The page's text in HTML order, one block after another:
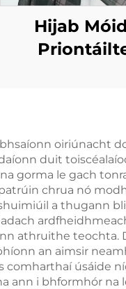
Hijab
oiriúnacht
duit
gorma le gach
chrua nó
a thugann
athruithe teochta.
an aimsir
úsáide
ann i bhformhór